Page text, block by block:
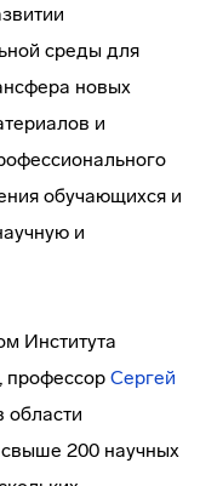
среды для
новых
и
обучающихся и
и
Института
профессор Сергей
области
свыше 200 научных